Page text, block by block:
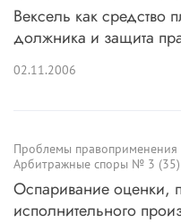
Вексель как средство
должника и защита
02.11.2006
Проблемы правоприменения
Арбитражные споры № 3
Оспаривание оценки,
исполнительного